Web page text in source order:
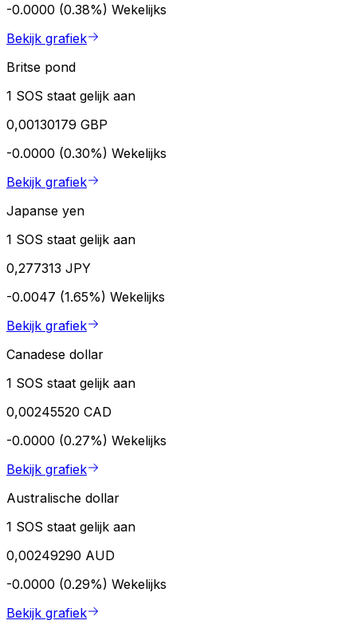
-0.0000 (0.38%) Wekelijks
Bekijk grafiek
Britse pond
1 SOS staat gelijk aan
0,00130179 GBP
-0.0000 (0.30%) Wekelijks
Bekijk grafiek
Japanse yen
1 SOS staat gelijk aan
0,277313 JPY
-0.0047 (1.65%) Wekelijks
Bekijk grafiek
Canadese dollar
1 SOS staat gelijk aan
0,00245520 CAD
-0.0000 (0.27%) Wekelijks
Bekijk grafiek
Australische dollar
1 SOS staat gelijk aan
0,00249290 AUD
-0.0000 (0.29%) Wekelijks
Bekijk grafiek